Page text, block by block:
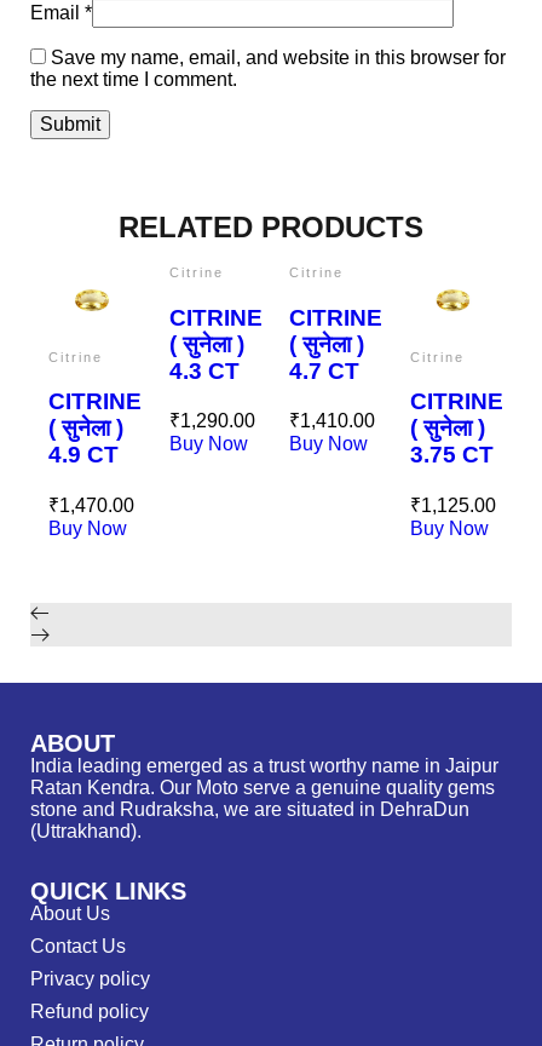
Email *
Save my name, email, and website in this browser for
the next time I comment.
RELATED PRODUCTS
Citrine
CITRINE
( सुनेला )
4.9 CT
₹1,470.00
Buy Now
Citrine
CITRINE
( सुनेला )
4.3 CT
₹1,290.00
Buy Now
Citrine
CITRINE
( सुनेला )
4.7 CT
₹1,410.00
Buy Now
Citrine
CITRINE
( सुनेला )
3.75 CT
₹1,125.00
Buy Now
ABOUT
India leading emerged as a trust worthy name in Jaipur
Ratan Kendra. Our Moto serve a genuine quality gems
stone and Rudraksha, we are situated in DehraDun
(Uttrakhand).
QUICK LINKS
About Us
Contact Us
Privacy policy
Refund policy